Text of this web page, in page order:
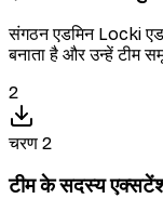
संगठन एडमिन Locki
बनाता है और उन्हें टीम
2
चरण 2
टीम के सदस्य